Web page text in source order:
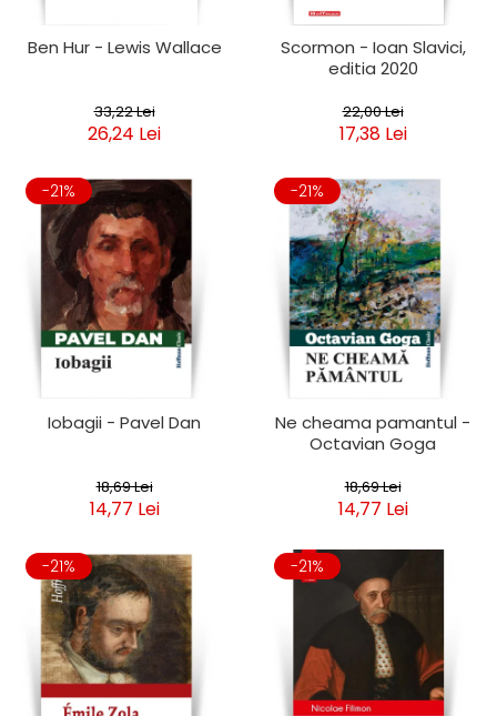
Ben Hur - Lewis Wallace
33,22 Lei
26,24 Lei
Scormon - Ioan Slavici,
editia 2020
22,00 Lei
17,38 Lei
-21%
Iobagii - Pavel Dan
18,69 Lei
14,77 Lei
-21%
Ne cheama pamantul -
Octavian Goga
18,69 Lei
14,77 Lei
-21% -21%